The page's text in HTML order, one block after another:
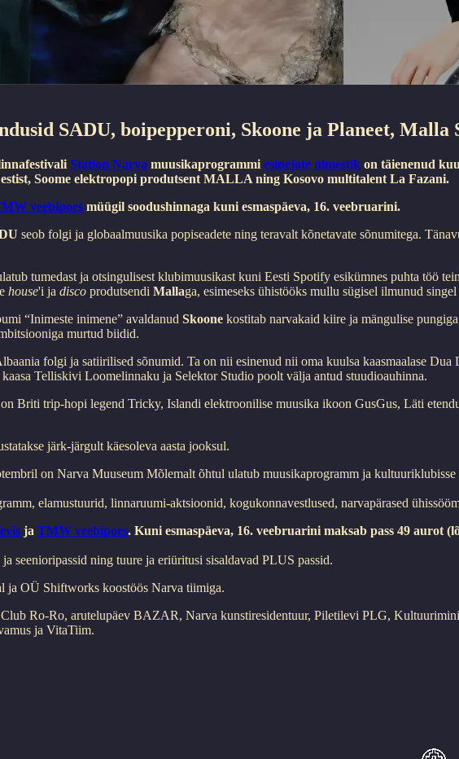
SADU, boipepperoni, Skoone ja Planeet, Malla
Station Narva muusikaprogrammi esinejate nimestik on täienenud
Soome elektropopi produtsent MALLA ning Kosovo multitalent La Fazani.
veebipoes müügil soodushinnaga kuni esmaspäeva, 16. veebruarini.
seob folgi ja globaalmuusika popiseadete ning teravalt kõnetavate sõnumitega.
tumedast ja otsingulisest klubimuusikast kuni Eesti Spotify esikümnes puhta töö
house'i ja disco produtsendi Mallaga, esimeseks ühistööks mullu sügisel ilmunud singel
“Inimeste inimene” avaldanud Skoone kostitab narvakaid kiire ja mängulise
murtud biidid.
folgi ja satiirilised sõnumid. Ta on nii esinenud nii oma kuulsa kaasmaalase
Telliskivi Loomelinnaku ja Selektor Studio poolt välja antud stuudioauhinna.
on Briti trip-hopi legend Tricky, Islandi elektroonilise muusika ikoon GusGus, Läti
järk-järgult käesoleva aasta jooksul.
on Narva Muuseum Mõlemalt õhtul ulatub muusikaprogramm ja
elamustuurid, linnaruumi-aktsioonid, kogukonnavestlused, narvapärased
ja TMW veebipoes. Kuni esmaspäeva, 16. veebruarini maksab pass 49 aurot
seenioripassid ning tuure ja eriüritusi sisaldavad PLUS passid.
ja OÜ Shiftworks koostöös Narva tiimiga.
Ro-Ro, arutelupäev BAZAR, Narva kunstiresidentuur, Piletilevi PLG,
ja VitaTiim.